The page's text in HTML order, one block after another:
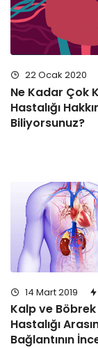
22 Ocak 2020
Ne Kadar Çok
Hastalığı
Biliyorsunuz?
14 Mart 2019
Kalp ve Böbrek
Hastalığı
Bağlantının